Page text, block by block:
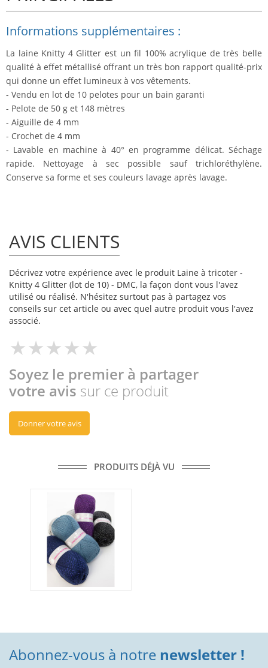
Informations supplémentaires :
La laine Knitty 4 Glitter est un fil 100% acrylique de très belle
qualité à effet métallisé offrant un très bon rapport qualité-prix
qui donne un effet lumineux à vos vêtements.
- Vendu en lot de 10 pelotes pour un bain garanti
- Pelote de 50 g et 148 mètres
- Aiguille de 4 mm
- Crochet de 4 mm
- Lavable en machine à 40° en programme délicat. Séchage
rapide. Nettoyage à sec possible sauf trichloréthylène.
Conserve sa forme et ses couleurs lavage après lavage.
AVIS CLIENTS
Décrivez votre expérience avec le produit Laine à tricoter -
Knitty 4 Glitter (lot de 10) - DMC, la façon dont vous l'avez
utilisé ou réalisé. N'hésitez surtout pas à partagez vos
conseils sur cet article ou avec quel autre produit vous l'avez
associé.
Soyez le premier à partager
votre avis sur ce produit
Donner votre avis
PRODUITS DÉJÀ VU
Abonnez-vous à notre newsletter !